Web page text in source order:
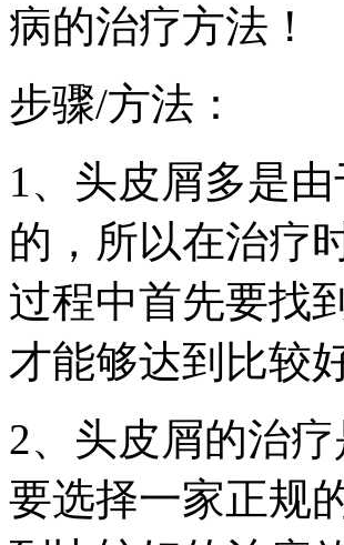
病的治疗方法！
步骤/方法：
1、头皮屑多是
的，所以在治疗
过程中首先要找
才能够达到比较
2、头皮屑的治
要选择一家正规